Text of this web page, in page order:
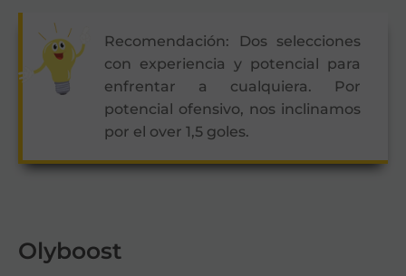
Recomendación: Dos selecciones
con experiencia y potencial para
enfrentar a cualquiera. Por
potencial ofensivo, nos inclinamos
por el over 1,5 goles.
Olyboost